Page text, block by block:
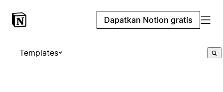
Dapatkan Notion gratis
Templates